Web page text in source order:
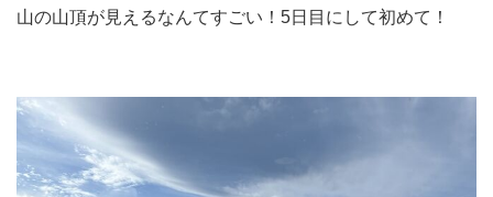
山の山頂が見えるなんてすごい！5日目にして初めて！